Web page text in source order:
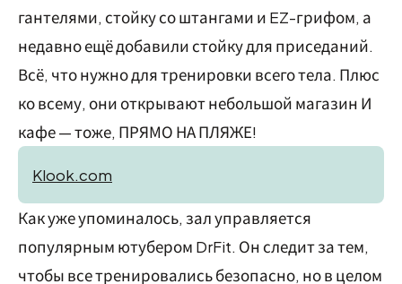
гантелями, стойку со штангами и EZ-грифом, а
недавно ещё добавили стойку для приседаний.
Всё, что нужно для тренировки всего тела. Плюс
ко всему, они открывают небольшой магазин И
кафе — тоже, ПРЯМО НА ПЛЯЖЕ!
Klook.com
Как уже упоминалось, зал управляется
популярным ютубером DrFit. Он следит за тем,
чтобы все тренировались безопасно, но в целом